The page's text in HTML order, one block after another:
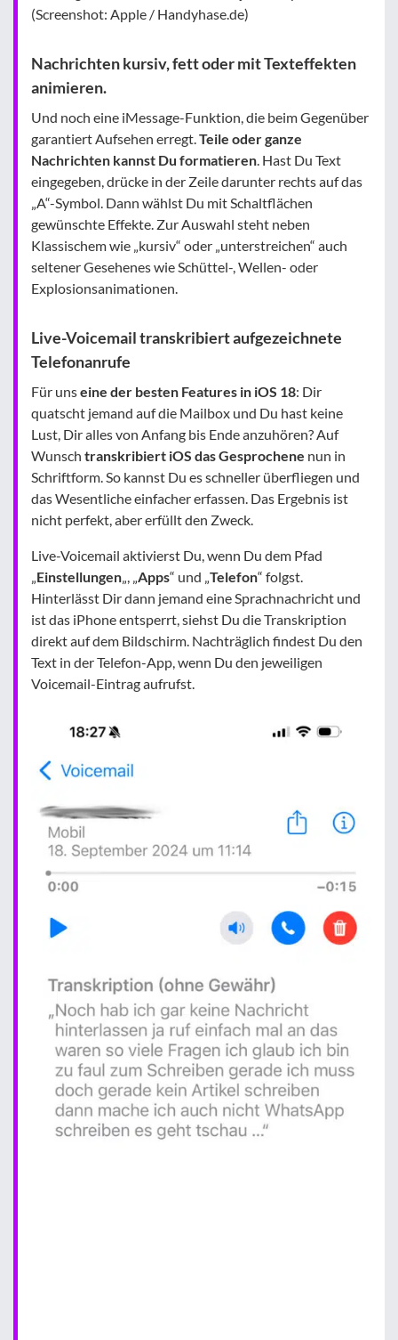
(Screenshot: Apple / Handyhase.de)
Nachrichten kursiv, fett oder mit Texteffekten
animieren.
Und noch eine iMessage-Funktion, die beim Gegenüber
garantiert Aufsehen erregt.Teile oder ganze
Nachrichten kannst Du formatieren. Hast Du Text
eingegeben, drücke in der Zeile darunter rechts auf das
„A“-Symbol. Dann wählst Du mit Schaltflächen
gewünschte Effekte. Zur Auswahl steht neben
Klassischem wie „kursiv“ oder „unterstreichen“ auch
seltener Gesehenes wie Schüttel-, Wellen- oder
Explosionsanimationen.
Live-Voicemail transkribiert aufgezeichnete
Telefonanrufe
Für unseine der besten Features in iOS 18: Dir
quatscht jemand auf die Mailbox und Du hast keine
Lust, Dir alles von Anfang bis Ende anzuhören? Auf
Wunsch transkribiert iOS das Gesprochene nun in
Schriftform. So kannst Du es schneller überfliegen und
das Wesentliche einfacher erfassen. Das Ergebnis ist
nicht perfekt, aber erfüllt den Zweck.
Live-Voicemail aktivierst Du, wenn Du dem Pfad
„Einstellungen„, „Apps“ und „Telefon“ folgst.
Hinterlässt Dir dann jemand eine Sprachnachricht und
ist das iPhone entsperrt, siehst Du die Transkription
direkt auf dem Bildschirm. Nachträglich findest Du den
Text in der Telefon-App, wenn Du den jeweiligen
Voicemail-Eintrag aufrufst.